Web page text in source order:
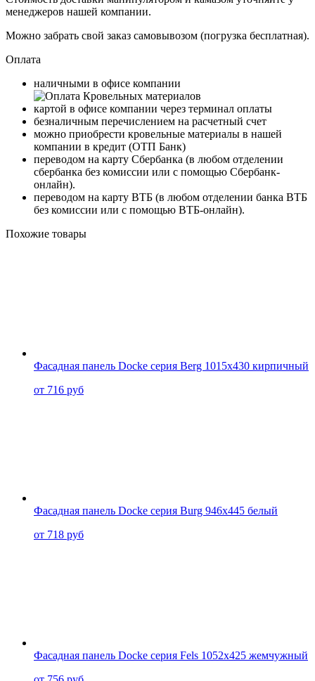
менеджеров нашей компании.
Можно забрать свой заказ самовывозом (погрузка бесплатная).
Оплата
наличными в офисе компании
картой в офисе компании через терминал оплаты
безналичным перечислением на расчетный счет
можно приобрести кровельные материалы в нашей
компании в кредит (ОТП Банк)
переводом на карту Сбербанка (в любом отделении
сбербанка без комиссии или с помощью Сбербанк-
онлайн).
переводом на карту ВТБ (в любом отделении банка ВТБ
без комиссии или с помощью ВТБ-онлайн).
Похожие товары
Фасадная панель Docke серия Berg 1015x430 кирпичный
от 716 руб
Фасадная панель Docke серия Burg 946x445 белый
от 718 руб
Фасадная панель Docke серия Fels 1052x425 жемчужный